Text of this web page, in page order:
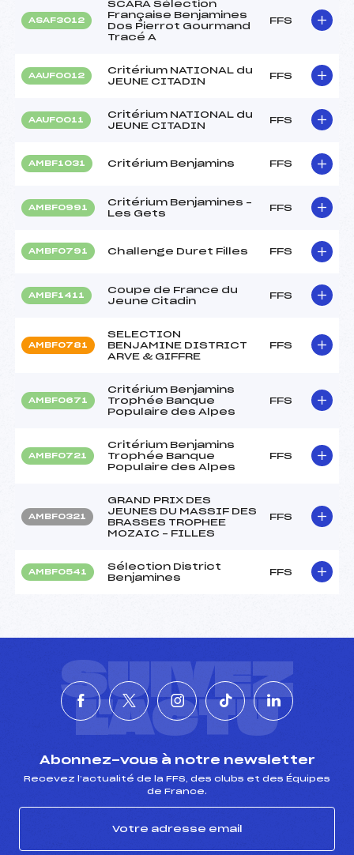
ASAF3012
SCARA Sélection
Française Benjamines
Dos Pierrot Gourmand
Tracé A
FFS
AAUF0012
Critérium NATIONAL du
JEUNE CITADIN
FFS
AAUF0011
Critérium NATIONAL du
JEUNE CITADIN
FFS
AMBF1031 Critérium Benjamins FFS
AMBF0991
Critérium Benjamines –
Les Gets
FFS
AMBF0791 Challenge Duret Filles FFS
AMBF1411
Coupe de France du
Jeune Citadin
FFS
AMBF0781
SELECTION
BENJAMINE DISTRICT
ARVE & GIFFRE
FFS
AMBF0671
Critérium Benjamins
Trophée Banque
Populaire des Alpes
FFS
AMBF0721
Critérium Benjamins
Trophée Banque
Populaire des Alpes
FFS
AMBF0321
GRAND PRIX DES
JEUNES DU MASSIF DES
BRASSES TROPHEE
MOZAIC – FILLES
FFS
AMBF0541
Sélection District
Benjamines
FFS
SUIVEZ
L'ACTU
Abonnez-vous à notre newsletter
Recevez l’actualité de la FFS, des clubs et des Équipes
de France.